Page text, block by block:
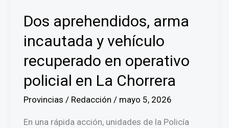
Dos aprehendidos, arma
incautada y vehículo
recuperado en operativo
policial en La Chorrera
Provincias / Redacción / mayo 5, 2026
En una rápida acción, unidades de la Policía